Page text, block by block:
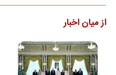
از میان اخبار